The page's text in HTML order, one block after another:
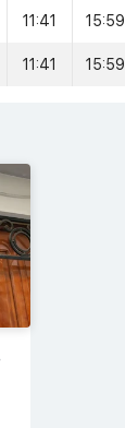
11:41 15:59
11:41 15:59